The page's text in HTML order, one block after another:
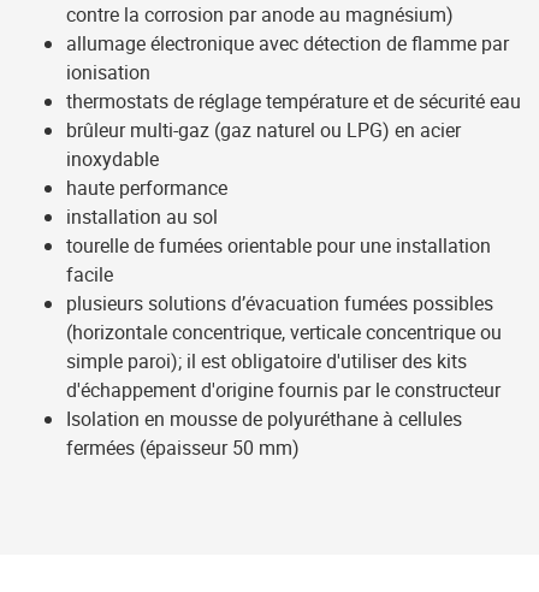
contre la corrosion par anode au magnésium)
allumage électronique avec détection de flamme par
ionisation
thermostats de réglage température et de sécurité eau
brûleur multi-gaz (gaz naturel ou LPG) en acier
inoxydable
haute performance
installation au sol
tourelle de fumées orientable pour une installation
facile
plusieurs solutions d’évacuation fumées possibles
(horizontale concentrique, verticale concentrique ou
simple paroi); il est obligatoire d'utiliser des kits
d'échappement d'origine fournis par le constructeur
Isolation en mousse de polyuréthane à cellules
fermées (épaisseur 50 mm)